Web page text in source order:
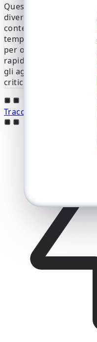
Questa funzione ti
diversi account
tempo reale, i percorsi
per ogni profilo in un
rapidamente da un
gli aggiornamenti
critico sulla posizione.
Traccia la posizione su